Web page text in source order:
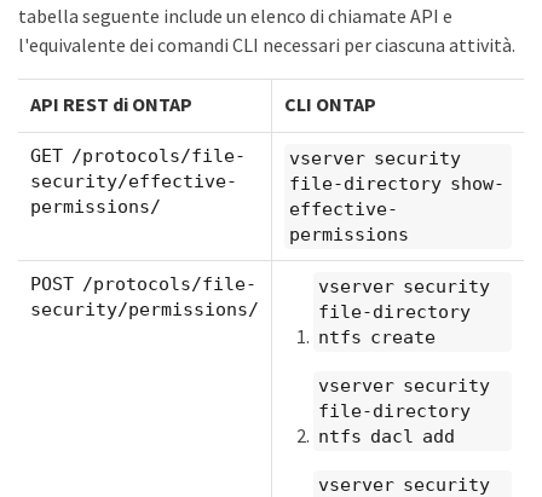
tabella seguente include un elenco di chiamate API e
l'equivalente dei comandi CLI necessari per ciascuna attività.
API REST di ONTAP CLI ONTAP
GET /protocols/file-
security/effective-
permissions/
vserver security
file-directory show-
effective-
permissions
POST /protocols/file-
security/permissions/
vserver security
file-directory
ntfs create
vserver security
file-directory
ntfs dacl add
vserver security